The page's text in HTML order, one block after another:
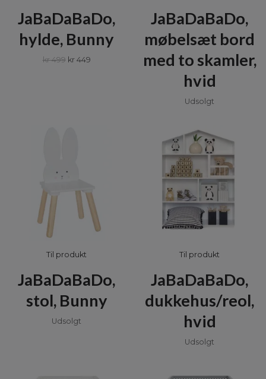
JaBaDaBaDo,
hylde, Bunny
kr 499 kr 449
JaBaDaBaDo,
møbelsæt bord
med to skamler,
hvid
Udsolgt
Til produkt
JaBaDaBaDo,
stol, Bunny
Udsolgt
Til produkt
JaBaDaBaDo,
dukkehus/reol,
hvid
Udsolgt